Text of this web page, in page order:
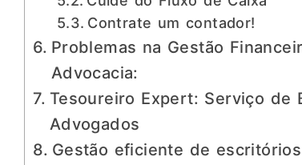
Contrate um contador!
Problemas na Gestão
Advocacia:
Tesoureiro Expert: Serviço de
Advogados
Gestão eficiente de